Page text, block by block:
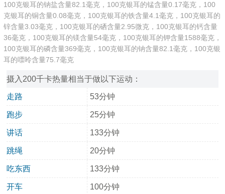
100克银耳的钠盐含量82.1毫克，100克银耳的锰含量0.17毫克，100
克银耳的铜含量0.08毫克，100克银耳的铁含量4.1毫克，100克银耳的
锌含量3.03毫克，100克银耳的硒含量2.95微克，100克银耳的钙含量
36毫克，100克银耳的镁含量54毫克，100克银耳的钾含量1588毫克，
100克银耳的磷含量369毫克，100克银耳的钠含量82.1毫克，100克银
耳的嘌呤含量75.7毫克
摄入200千卡热量相当于做以下运动：
走路 53分钟
跑步 25分钟
讲话 133分钟
跳绳 20分钟
吃东西 133分钟
开车 100分钟